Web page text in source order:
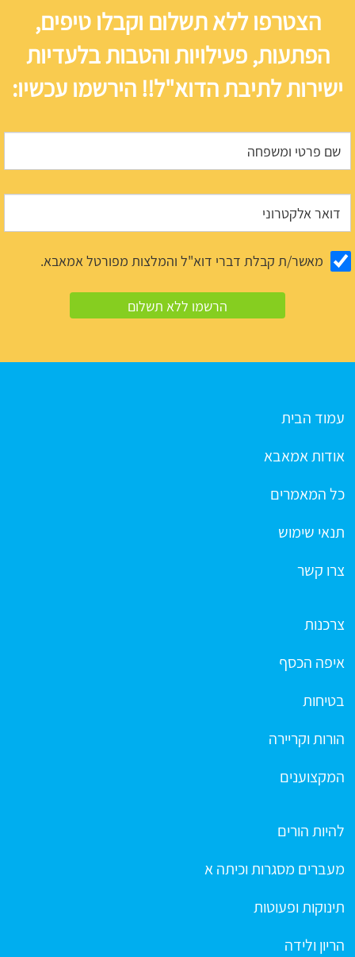
הצטרפו ללא תשלום וקבלו טיפים,
הפתעות, פעילויות והטבות בלעדיות
ישירות לתיבת הדוא"ל!! הירשמו עכשיו:
מאשר/ת קבלת דברי דוא"ל והמלצות מפורטל אמאבא.
עמוד הבית
אודות אמאבא
כל המאמרים
תנאי שימוש
צרו קשר
צרכנות
איפה הכסף
בטיחות
הורות וקריירה
המקצוענים
להיות הורים
מעברים מסגרות וכיתה א
תינוקות ופעוטות
הריון ולידה